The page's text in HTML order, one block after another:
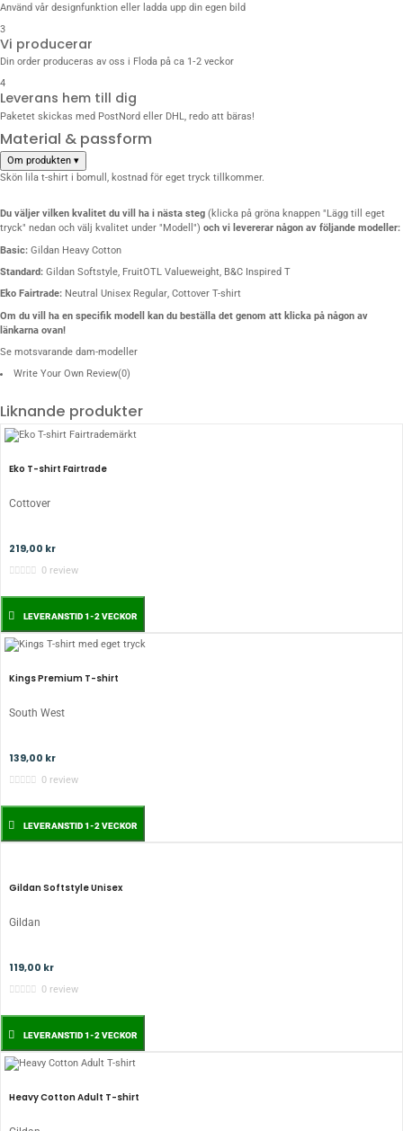
Använd vår designfunktion eller ladda upp din egen bild
3
Vi producerar
Din order produceras av oss i Floda på ca 1‑2 veckor
4
Leverans hem till dig
Paketet skickas med PostNord eller DHL, redo att bäras!
Material & passform
Om produkten ▾
Skön lila t-shirt i bomull, kostnad för eget tryck tillkommer.
Du väljer vilken kvalitet du vill ha i nästa steg (klicka på gröna knappen "Lägg till eget
tryck" nedan och välj kvalitet under "Modell") och vi levererar någon av följande modeller:
Basic: Gildan Heavy Cotton
Standard: Gildan Softstyle, FruitOTL Valueweight, B&C Inspired T
Eko Fairtrade: Neutral Unisex Regular, Cottover T-shirt
Om du vill ha en specifik modell kan du beställa det genom att klicka på någon av
länkarna ovan!
Se motsvarande dam-modeller
Write Your Own Review(0)
Liknande produkter
Eko T-shirt Fairtrade
Cottover
219,00 kr
0 review
LEVERANSTID 1-2 VECKOR
Kings Premium T-shirt
South West
139,00 kr
0 review
LEVERANSTID 1-2 VECKOR
Gildan Softstyle Unisex
Gildan
119,00 kr
0 review
LEVERANSTID 1-2 VECKOR
Heavy Cotton Adult T-shirt